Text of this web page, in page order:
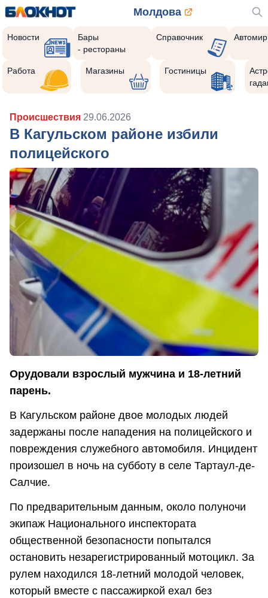
Молдова
Новости
Бары
- рестораны
Справочник Автомир
Работа Магазины Гостиницы
Происшествия 29.06.2026
В Кагульском районе избили
полицейского
Орудовали взрослый мужчина и 18-летний
парень.
В Кагульском районе двое молодых людей
задержаны после нападения на полицейского и
повреждения служебного автомобиля. Инцидент
произошел в ночь на субботу в селе Тартаул-де-
Салчие.
По предварительным данным, около полуночи
экипаж Национального инспектората
общественной безопасности попытался
остановить незарегистрированный мотоцикл. За
рулем находился 18-летний молодой человек,
который вместе с пассажиркой ехал без